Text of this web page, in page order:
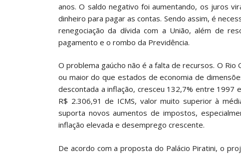
anos. O saldo negativo foi aumentando, os juros
dinheiro para pagar as contas. Sendo assim, é
renegociação da dívida com a União, além de
pagamento e o rombo da Previdência.
O problema gaúcho não é a falta de recursos. O Rio
ou maior do que estados de economia de
descontada a inflação, cresceu 132,7% entre 1997
R$ 2.306,91 de ICMS, valor muito superior à
suporta novos aumentos de impostos,
inflação elevada e desemprego crescente.
De acordo com a proposta do Palácio Piratini, o